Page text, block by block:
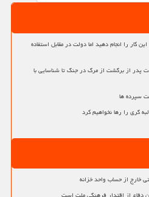
کار را انجام دهید اما دولت در مقابل استفاده
پدر از برگشت از مرگ در جنگ تا شناسایی با
سپرده ها
گری را رها نخواهیم کرد